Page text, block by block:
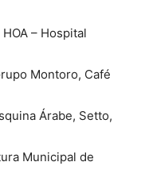
– Hospital
Montoro, Café
Árabe, Setto,
Municipal de